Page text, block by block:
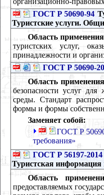
ГОСТ Р 50690-94
Туристские услуги.
Область
туристских услуг,
принадлежности и
ГОСТ Р 50690-
Область
безопасности услуг
среды. Стандарт
формы и формы
Заменяет собой:
ГОСТ Р
требования»
ГОСТ Р 56197-2014
Туристская информация
Область
предоставляемых